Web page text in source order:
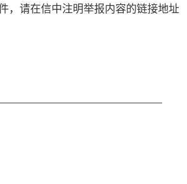
，请在信中注明举报内容的链接地址